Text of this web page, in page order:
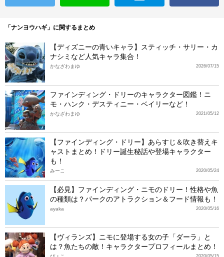
「ナンヨウハギ」に関するまとめ
【ディズニーの青いキャラ】スティッチ・サリー・カ
ナシミなど人気キャラ集合！
2026/07/15
かなざわまゆ
ファインディング・ドリーのキャラクター図鑑！ニ
モ・ハンク・デスティニー・ベイリーなど！
2021/05/12
かなざわまゆ
【ファインディング・ドリー】あらすじ＆吹き替えキ
ャストまとめ！ドリー誕生秘話や登場キャラクター
も！
2020/05/24
みーこ
【必見】ファインディング・ニモのドリー！性格や魚
の種類は？パークのアトラクション＆フード情報も！
2020/05/16
ayaka
【ヴィランズ】ニモに登場する女の子「ダーラ」と
は？魚たちの敵！キャラクタープロフィールまとめ！
2020/05/15